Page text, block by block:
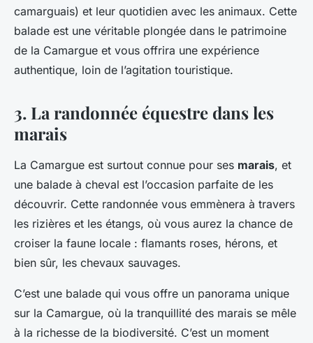
camarguais) et leur quotidien avec les animaux. Cette
balade est une véritable plongée dans le patrimoine
de la Camargue et vous offrira une expérience
authentique, loin de l’agitation touristique.
3. La randonnée équestre dans les
marais
La Camargue est surtout connue pour ses marais, et
une balade à cheval est l’occasion parfaite de les
découvrir. Cette randonnée vous emmènera à travers
les rizières et les étangs, où vous aurez la chance de
croiser la faune locale : flamants roses, hérons, et
bien sûr, les chevaux sauvages.
C’est une balade qui vous offre un panorama unique
sur la Camargue, où la tranquillité des marais se mêle
à la richesse de la biodiversité. C’est un moment